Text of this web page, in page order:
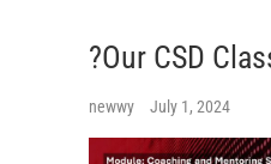
?Our CSD
newwy July 1, 2024